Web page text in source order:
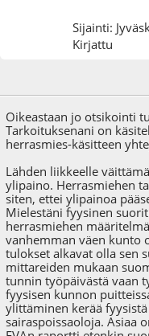
Sijainti:
Kirjattu
Oikeastaan jo otsikointi
Tarkoituksenani on
herrasmies-käsitteen
Lähden liikkeelle
ylipaino. Herrasmiehen
siten, ettei ylipainoa
Mielestäni fyysinen
herrasmiehen
vanhemman väen kunto
tulokset alkavat olla sen
mittareiden mukaan
tunnin työpäivästä vaan
fyysisen kunnon
ylittäminen kerää
sairaspoissaoloja. Asiaa